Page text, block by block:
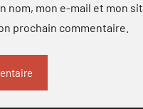
nom, mon e-mail et mon
prochain commentaire.